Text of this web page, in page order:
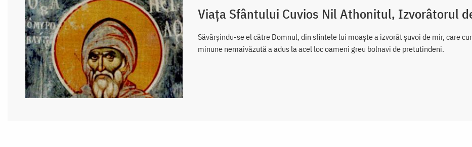
Viața Sfântului Cuvios Nil Athonitul, Izvorâtorul
Săvârșindu-se el către Domnul, din sfintele lui moaște a izvorât șuvoi de mir, care
minune nemaivăzută a adus la acel loc oameni greu bolnavi de pretutindeni.